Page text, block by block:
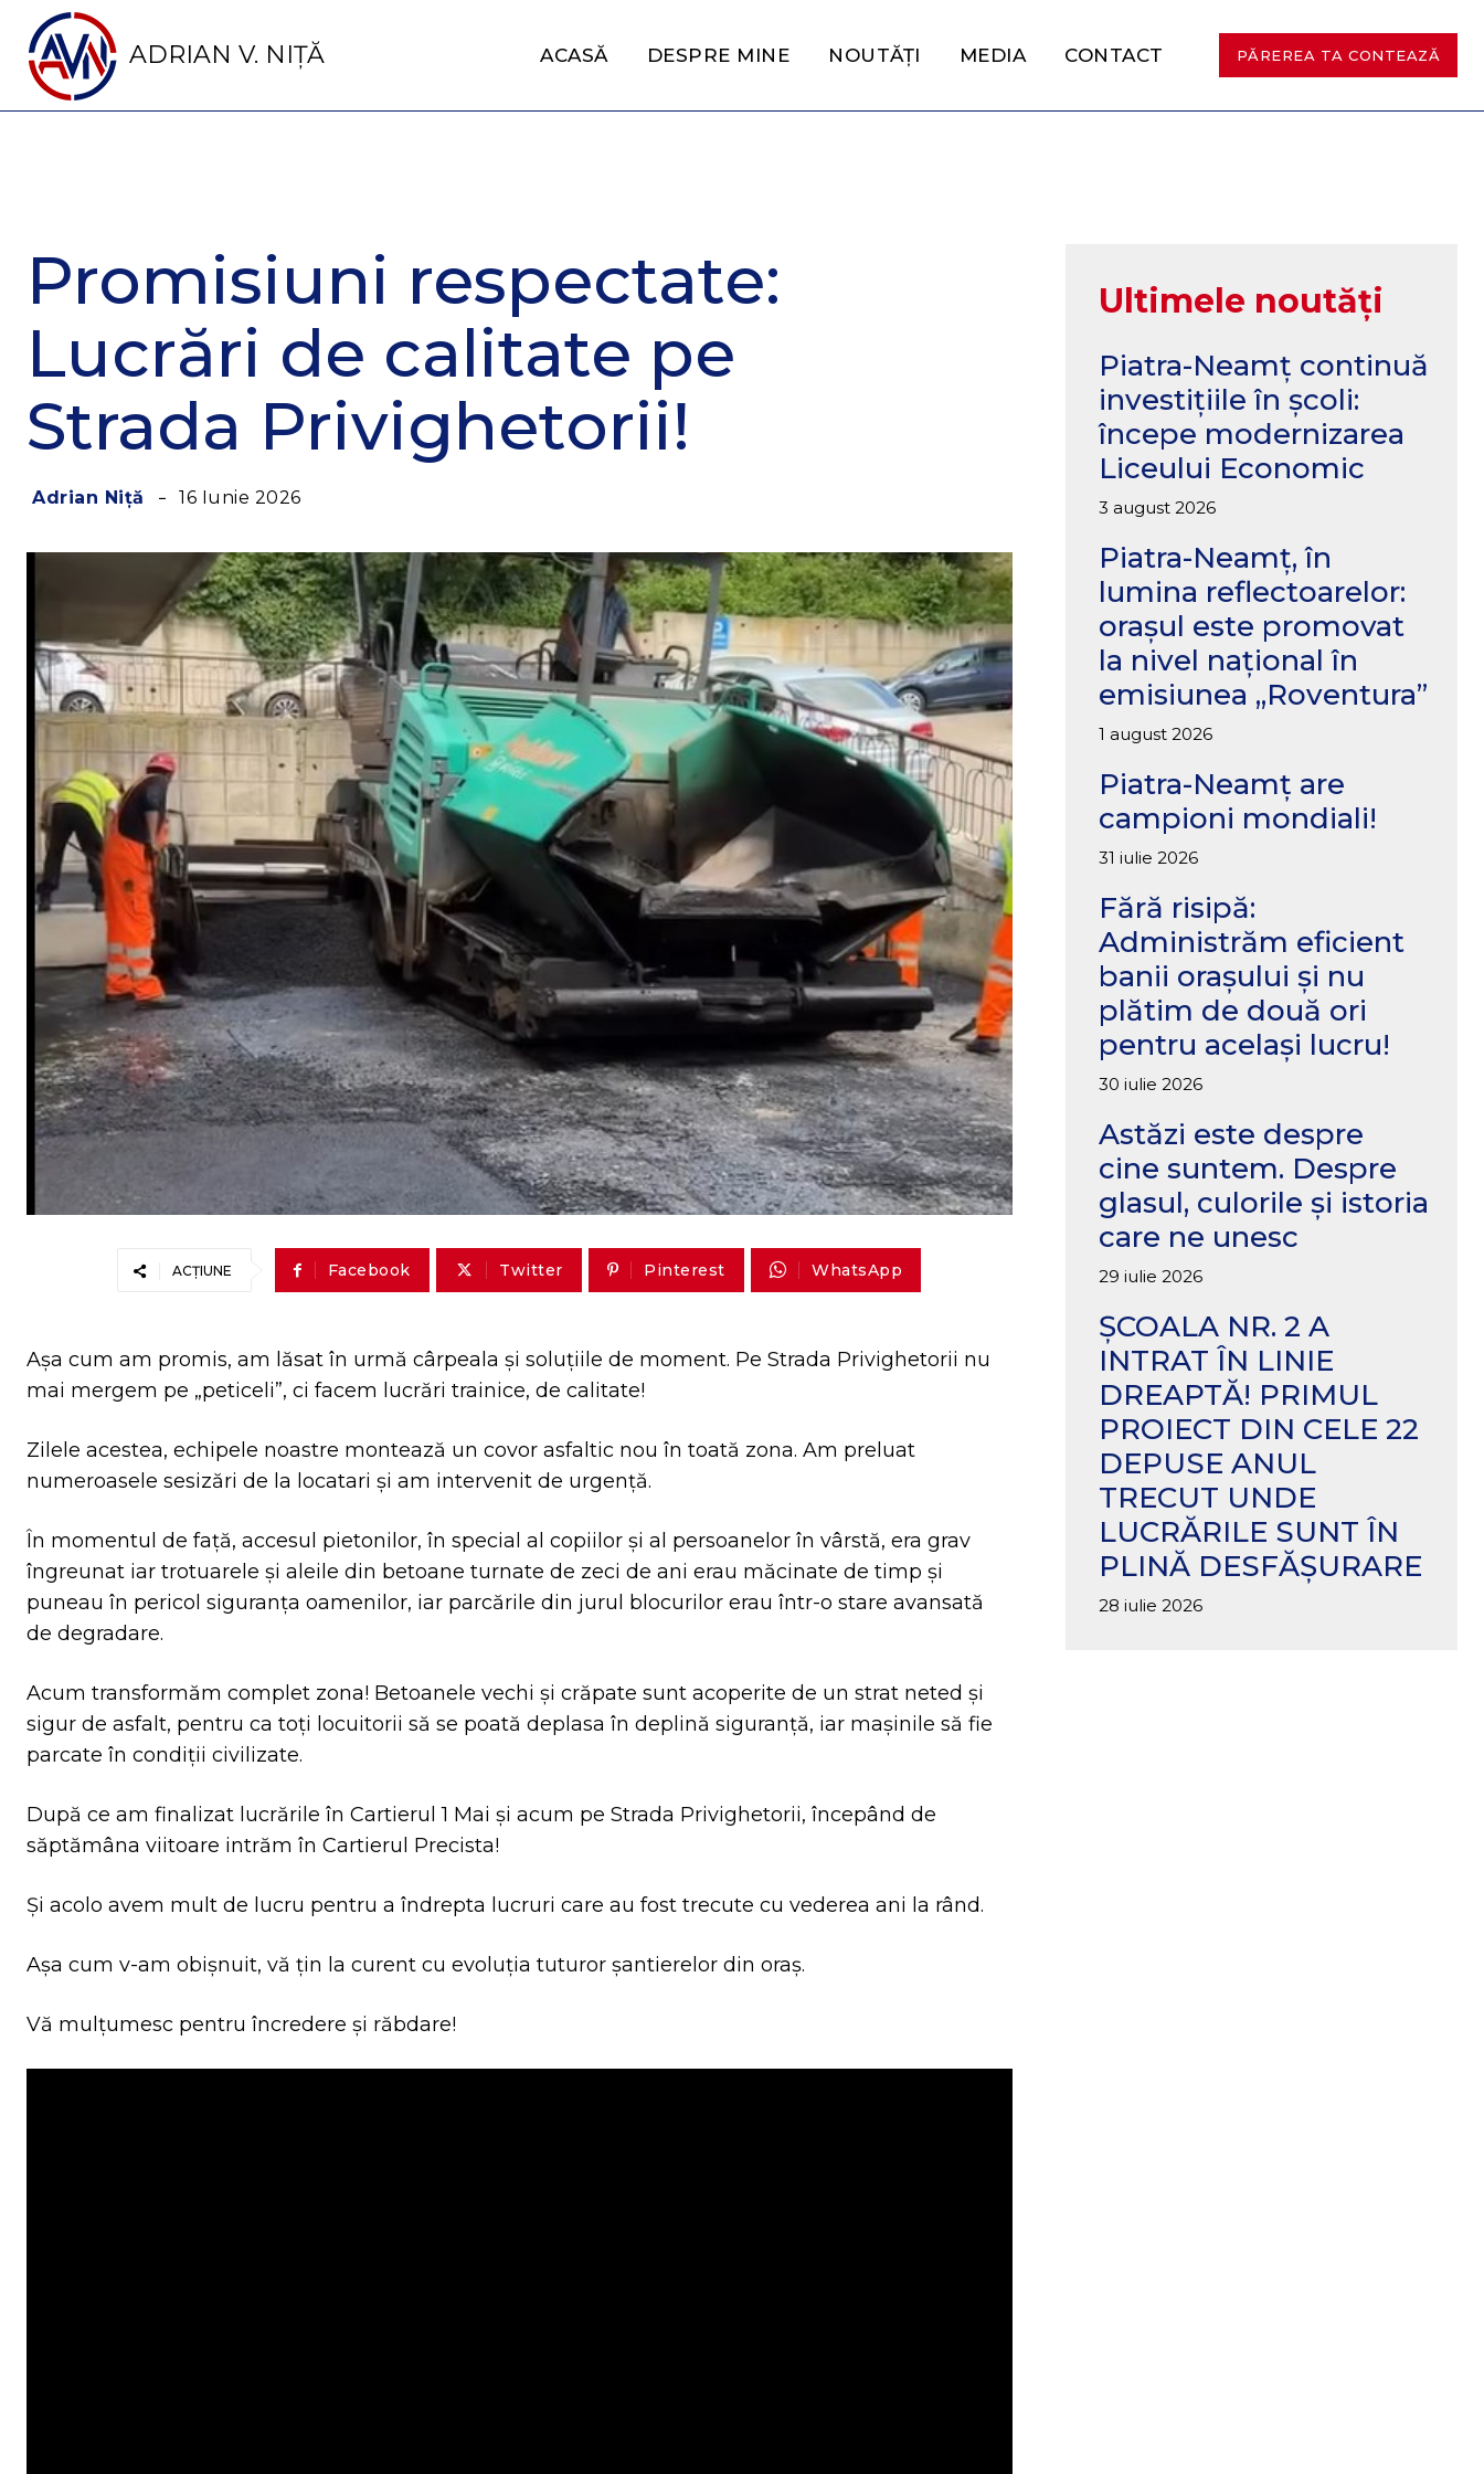
ADRIAN V. NIȚĂ ACASĂ DESPRE MINE NOUTĂȚI MEDIA CONTACT PĂREREA TA CONTEAZĂ
Promisiuni respectate:
Lucrări de calitate pe
Strada Privighetorii!
Adrian Niță 16 Iunie 2026
ACȚIUNE Facebook Twitter Pinterest WhatsApp
Așa cum am promis, am lăsat în urmă cârpeala și soluțiile de moment. Pe Strada Privighetorii nu
mai mergem pe „peticeli”, ci facem lucrări trainice, de calitate!
Zilele acestea, echipele noastre montează un covor asfaltic nou în toată zona. Am preluat
numeroasele sesizări de la locatari și am intervenit de urgență.
În momentul de față, accesul pietonilor, în special al copiilor și al persoanelor în vârstă, era grav
îngreunat iar trotuarele și aleile din betoane turnate de zeci de ani erau măcinate de timp și
puneau în pericol siguranța oamenilor, iar parcările din jurul blocurilor erau într-o stare avansată
de degradare.
Acum transformăm complet zona! Betoanele vechi și crăpate sunt acoperite de un strat neted și
sigur de asfalt, pentru ca toți locuitorii să se poată deplasa în deplină siguranță, iar mașinile să fie
parcate în condiții civilizate.
După ce am finalizat lucrările în Cartierul 1 Mai și acum pe Strada Privighetorii, începând de
săptămâna viitoare intrăm în Cartierul Precista!
Și acolo avem mult de lucru pentru a îndrepta lucruri care au fost trecute cu vederea ani la rând.
Așa cum v-am obișnuit, vă țin la curent cu evoluția tuturor șantierelor din oraș.
Vă mulțumesc pentru încredere și răbdare!
Ultimele noutăți
Piatra-Neamț continuă
investițiile în școli:
începe modernizarea
Liceului Economic
3 august 2026
Piatra-Neamț, în
lumina reflectoarelor:
orașul este promovat
la nivel național în
emisiunea „Roventura”
1 august 2026
Piatra-Neamț are
campioni mondiali!
31 iulie 2026
Fără risipă:
Administrăm eficient
banii orașului și nu
plătim de două ori
pentru același lucru!
30 iulie 2026
Astăzi este despre
cine suntem. Despre
glasul, culorile și istoria
care ne unesc
29 iulie 2026
ȘCOALA NR. 2 A
INTRAT ÎN LINIE
DREAPTĂ! PRIMUL
PROIECT DIN CELE 22
DEPUSE ANUL
TRECUT UNDE
LUCRĂRILE SUNT ÎN
PLINĂ DESFĂȘURARE
28 iulie 2026